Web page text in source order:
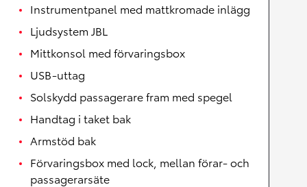
Instrumentpanel med mattkromade inlägg
Ljudsystem JBL
Mittkonsol med förvaringsbox
USB-uttag
Solskydd passagerare fram med spegel
Handtag i taket bak
Armstöd bak
Förvaringsbox med lock, mellan förar- och
passagerarsäte